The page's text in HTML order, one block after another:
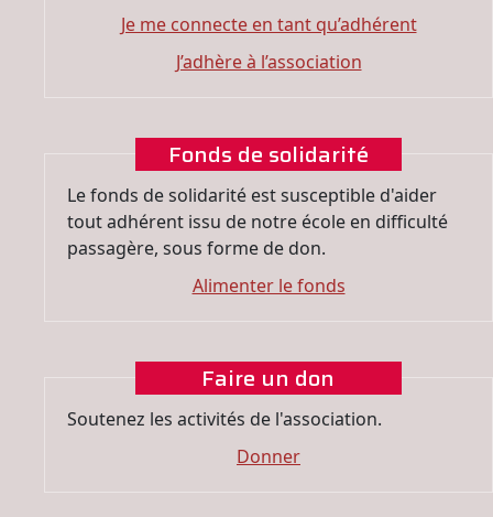
Je me connecte en tant qu’adhérent
J’adhère à l’association
Fonds de solidarité
Le fonds de solidarité est susceptible d'aider
tout adhérent issu de notre école en difficulté
passagère, sous forme de don.
Alimenter le fonds
Faire un don
Soutenez les activités de l'association.
Donner